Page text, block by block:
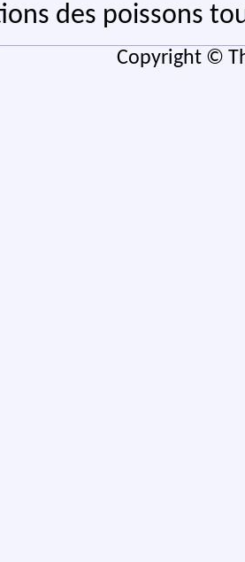
des poissons
Copyright ©